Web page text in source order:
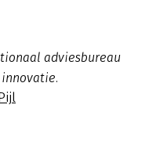
adviesbureau